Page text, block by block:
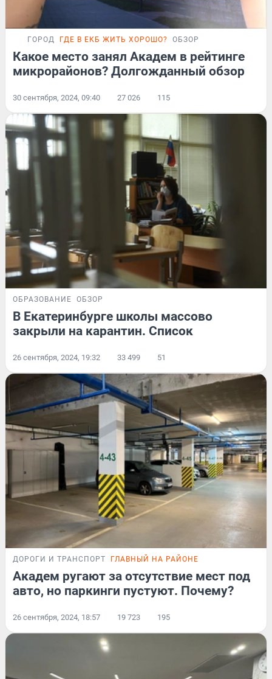
ГОРОД ГДЕ В ЕКБ ЖИТЬ ХОРОШО? ОБЗОР
Какое место занял Академ в рейтинге
микрорайонов? Долгожданный обзор
30 сентября, 2024, 09:40 27 026 115
ОБРАЗОВАНИЕ ОБЗОР
В Екатеринбурге школы массово
закрыли на карантин. Список
26 сентября, 2024, 19:32 33 499 51
ДОРОГИ И ТРАНСПОРТ ГЛАВНЫЙ НА РАЙОНЕ
Академ ругают за отсутствие мест под
авто, но паркинги пустуют. Почему?
26 сентября, 2024, 18:57 19 723 195